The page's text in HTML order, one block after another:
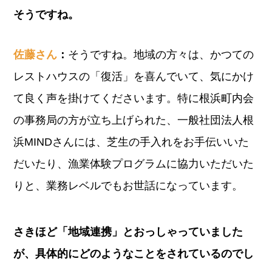
そうですね。
佐藤さん ： そうですね。地域の方々は、かつての
レストハウスの「復活」を喜んでいて、気にかけ
て良く声を掛けてくださいます。特に根浜町内会
の事務局の方が立ち上げられた、一般社団法人根
浜MINDさんには、芝生の手入れをお手伝いいた
だいたり、漁業体験プログラムに協力いただいた
りと、業務レベルでもお世話になっています。
さきほど「地域連携」とおっしゃっていました
が、具体的にどのようなことをされているのでし